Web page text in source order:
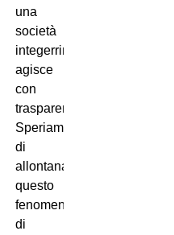
una
società
integerrima che
agisce
con
trasparenza.
Speriamo
di
allontanare
questo
fenomeno
di